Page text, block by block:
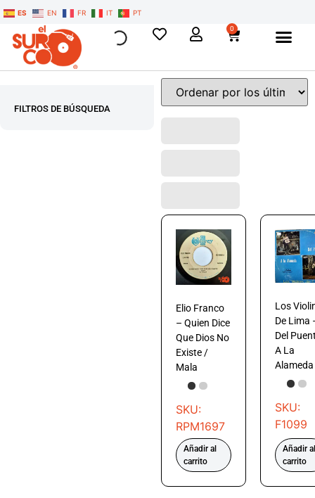
ES EN FR IT PT
0
FILTROS DE BÚSQUEDA
Elio Franco
– Quien Dice
Que Dios No
Existe /
Mala
SKU:
RPM1697
Añadir al
carrito
Los
De Lima
Del
A La
Alameda
SKU:
F1099
Añadir al
carrito